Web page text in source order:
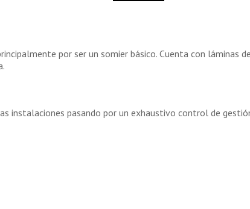
por ser un somier básico. Cuenta con láminas
instalaciones pasando por un exhaustivo control de